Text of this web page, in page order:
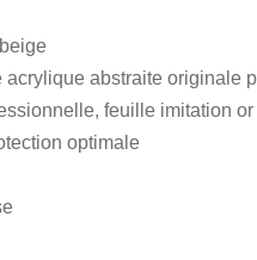
acrylique abstraite originale
feuille imitation or
optimale